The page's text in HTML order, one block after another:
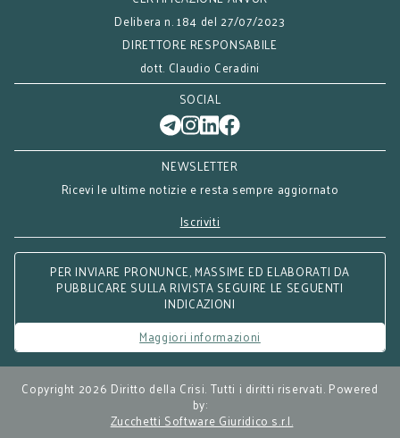
Delibera n. 184 del 27/07/2023
DIRETTORE RESPONSABILE
dott. Claudio Ceradini
SOCIAL
NEWSLETTER
Ricevi le ultime notizie e resta sempre aggiornato
Iscriviti
PER INVIARE PRONUNCE, MASSIME ED ELABORATI DA
PUBBLICARE SULLA RIVISTA SEGUIRE LE SEGUENTI
INDICAZIONI
Maggiori informazioni
Copyright 2026 Diritto della Crisi. Tutti i diritti riservati. Powered
by:
Zucchetti Software Giuridico s.r.l.